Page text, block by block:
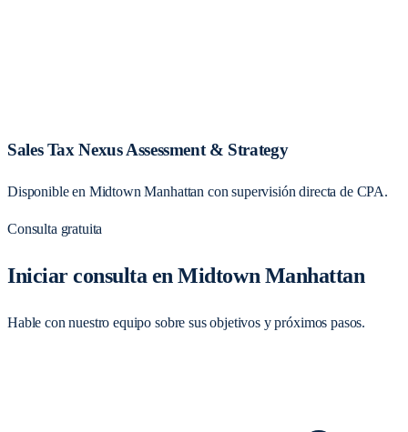
Sales Tax Nexus Assessment & Strategy
Disponible en Midtown Manhattan con supervisión directa de CPA.
Consulta gratuita
Iniciar consulta en Midtown Manhattan
Hable con nuestro equipo sobre sus objetivos y próximos pasos.